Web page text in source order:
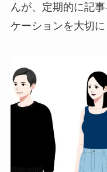
んが、定期的に記
ケーションを大切に